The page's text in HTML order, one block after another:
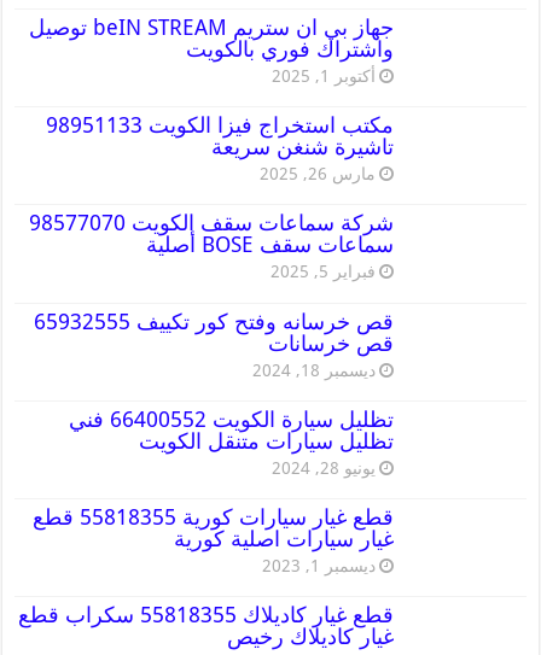
جهاز بي ان ستريم beIN STREAM توصيل
واشتراك فوري بالكويت
أكتوبر 1, 2025
مكتب استخراج فيزا الكويت 98951133
تاشيرة شنغن سريعة
مارس 26, 2025
شركة سماعات سقف الكويت 98577070
سماعات سقف BOSE أصلية
فبراير 5, 2025
قص خرسانه وفتح كور تكييف 65932555
قص خرسانات
ديسمبر 18, 2024
تظليل سيارة الكويت 66400552 فني
تظليل سيارات متنقل الكويت
يونيو 28, 2024
قطع غيار سيارات كورية 55818355 قطع
غيار سيارات اصلية كورية
ديسمبر 1, 2023
قطع غيار كاديلاك 55818355 سكراب قطع
غيار كاديلاك رخيص